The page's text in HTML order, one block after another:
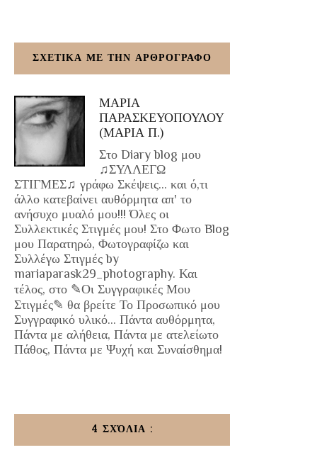
ΣΧΕΤΙΚΑ ΜΕ ΤΗΝ ΑΡΘΡΟΓΡΑΦΟ
ΜΑΡΙΑ
ΠΑΡΑΣΚΕΥΟΠΟΥΛΟΥ
(ΜΑΡΙΑ Π.)
Στο Diary blog μου
♫ΣΥΛΛΕΓΩ
ΣΤΙΓΜΕΣ♫ γράφω Σκέψεις... και ό,τι
άλλο κατεβαίνει αυθόρμητα απ' το
ανήσυχο μυαλό μου!!! Όλες οι
Συλλεκτικές Στιγμές μου! Στο Φωτο Blog
μου Παρατηρώ, Φωτογραφίζω και
Συλλέγω Στιγμές by
mariaparask29_photography. Και
τέλος, στο ✎Οι Συγγραφικές Μου
Στιγμές✎ θα βρείτε Το Προσωπικό μου
Συγγραφικό υλικό... Πάντα αυθόρμητα,
Πάντα με αλήθεια, Πάντα με ατελείωτο
Πάθος, Πάντα με Ψυχή και Συναίσθημα!
4 ΣΧΌΛΙΑ :